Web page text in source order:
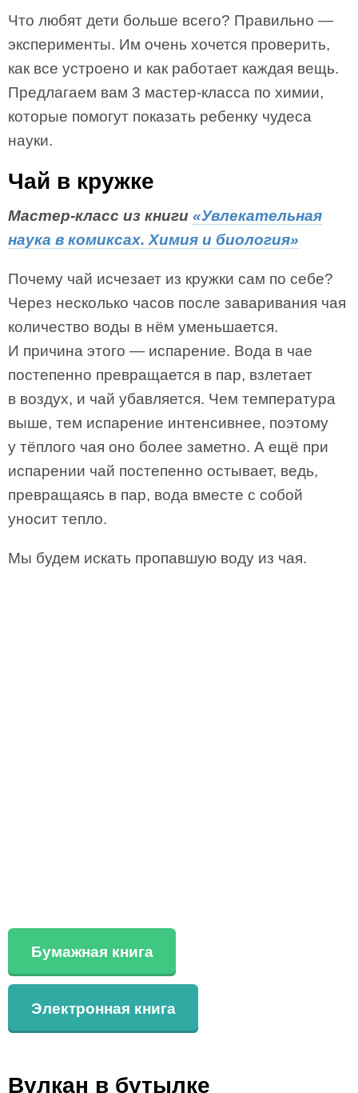
Что любят дети больше всего? Правильно —
эксперименты. Им очень хочется проверить,
как все устроено и как работает каждая вещь.
Предлагаем вам 3 мастер-класса по химии,
которые помогут показать ребенку чудеса
науки.
Чай в кружке
Мастер-класс из книги «Увлекательная
наука в комиксах. Химия и биология»
Почему чай исчезает из кружки сам по себе?
Через несколько часов после заваривания чая
количество воды в нём уменьшается.
И причина этого — испарение. Вода в чае
постепенно превращается в пар, взлетает
в воздух, и чай убавляется. Чем температура
выше, тем испарение интенсивнее, поэтому
у тёплого чая оно более заметно. А ещё при
испарении чай постепенно остывает, ведь,
превращаясь в пар, вода вместе с собой
уносит тепло.
Мы будем искать пропавшую воду из чая.
Бумажная книга
Электронная книга
Вулкан в бутылке